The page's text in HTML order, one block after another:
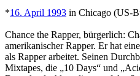
*16. April 1993 in Chicago (US-
Chance the Rapper, bürgerlich:
amerikanischer Rapper. Er hat
als Rapper arbeitet. Seinen
Mixtapes, die „10 Days“ und